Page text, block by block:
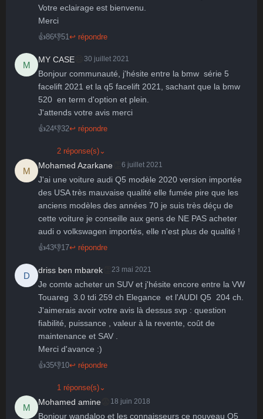
Votre eclairage est bienvenu.
Merci
👍86👎51↩ répondre
M
MY CASE 30 juillet 2021
Bonjour communauté, j'hésite entre la bmw  série 5
facelift 2021 et la q5 facelift 2021, sachant que la bmw
520  en term d'option et plein.
J'attends votre avis merci
👍24👎32↩ répondre
2 réponse(s) ⌄
M
Mohamed Azarkane 6 juillet 2021
J'ai une voiture audi Q5 modèle 2020 version importée
des USA très mauvaise qualité elle fumée pire que les
anciens modèles des années 70 je suis très déçu de
cette voiture je conseille aux gens de NE PAS acheter
audi o volkswagen importés, elle n'est plus de qualité !
👍43👎17↩ répondre
D
driss ben mbarek 23 mai 2021
Je comte acheter un SUV et j'hésite encore entre la VW
Touareg  3.0 tdi 259 ch Elegance  et l'AUDI Q5  204 ch.
J'aimerais avoir votre avis là dessus svp : question
fiabilité, puissance , valeur à la revente, coût de
maintenance et SAV .
Merci d'avance :)
👍35👎10↩ répondre
1 réponse(s) ⌄
M
Mohamed amine 18 juin 2018
Bonjour wandaloo et les connaisseurs ce nouveau Q5